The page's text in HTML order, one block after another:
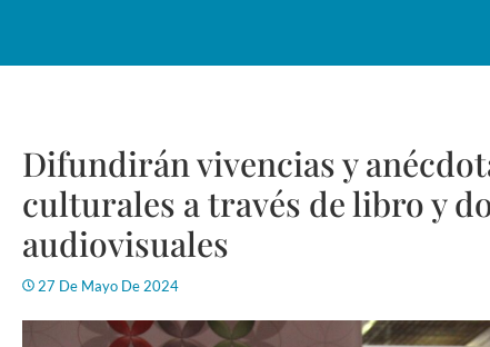
Difundirán vivencias y
culturales a través de libro y
audiovisuales
27 De Mayo De 2024